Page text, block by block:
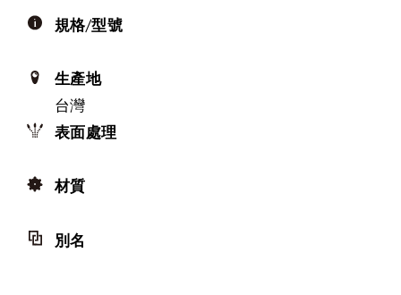
規格/型號
生產地
台灣
表面處理
材質
別名